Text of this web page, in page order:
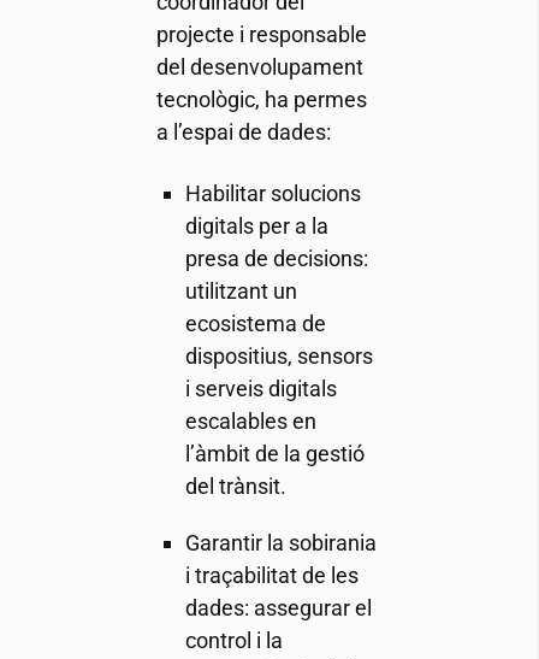
projecte i responsable
del desenvolupament
tecnològic, ha permes
a l’espai de dades:
Habilitar solucions
digitals per a la
presa de decisions:
utilitzant un
ecosistema de
dispositius, sensors
i serveis digitals
escalables en
l’àmbit de la gestió
del trànsit.
Garantir la sobirania
i traçabilitat de les
dades: assegurar el
control i la